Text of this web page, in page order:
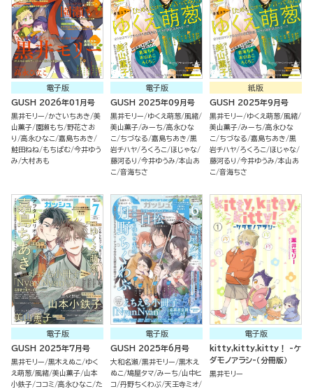
電子版
GUSH 2026年01月号
黒井モリー かさいちあき 美
山薫子 園瀬もち 野花さお
り
高永ひなこ 嘉島ちあき
鮭田ねね
もちぱむ 今井ゆう
み 大村あも
電子版
GUSH 2025年09月号
黒井モリー ゆくえ萌葱 風緒
美山薫子 みーち 高永ひな
こ
ちづなる 嘉島ちあき 黒
岩チハヤ ろくろこ
ほじゃな
藤河るり
今井ゆうみ 本山あ
こ 音海ちさ
紙版
GUSH 2025年9月号
黒井モリー ゆくえ萌葱 風緒
美山薫子 みーち 高永ひな
こ
ちづなる 嘉島ちあき 黒
岩チハヤ ろくろこ
ほじゃな
藤河るり
今井ゆうみ 本山あ
こ 音海ちさ
電子版
GUSH 2025年7月号
黒井モリー 黒木えぬこ
ゆく
え萌葱 風緒 美山薫子 山本
小鉄子 ココミ 高永ひなこ た
電子版
GUSH 2025年6月号
大和名瀬 黒井モリー 黒木え
ぬこ 鳩屋タマ みーち
山中ヒ
コ 丹野ちくわぶ 天王寺ミオ
電子版
kitty,kitty,kitty！ -ケ
ダモノアラシ-（分冊版）
黒井モリー